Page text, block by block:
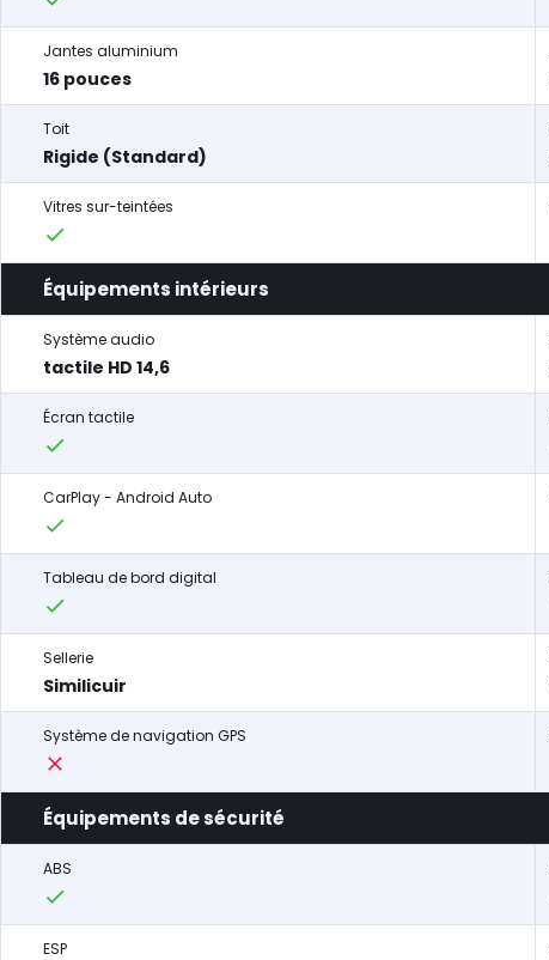
Jantes aluminium
16 pouces
Toit
Rigide (Standard)
Vitres sur-teintées
Équipements intérieurs
Système audio
tactile HD 14,6
Écran tactile
CarPlay - Android Auto
Tableau de bord digital
Sellerie
Similicuir
Système de navigation GPS
Équipements de sécurité
ABS
ESP